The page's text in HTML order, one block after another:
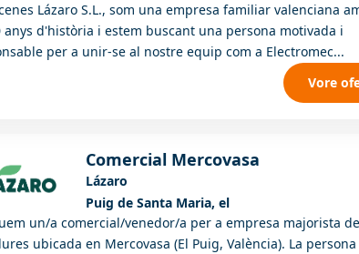
Lázaro S.L., som una empresa familiar valenciana
anys d'història i estem buscant una persona motivada i
per a unir-se al nostre equip com a Electromec...
Vore
Comercial Mercovasa
Lázaro
Puig de Santa Maria, el
un/a comercial/venedor/a per a empresa majorista
ubicada en Mercovasa (El Puig, València). La persona